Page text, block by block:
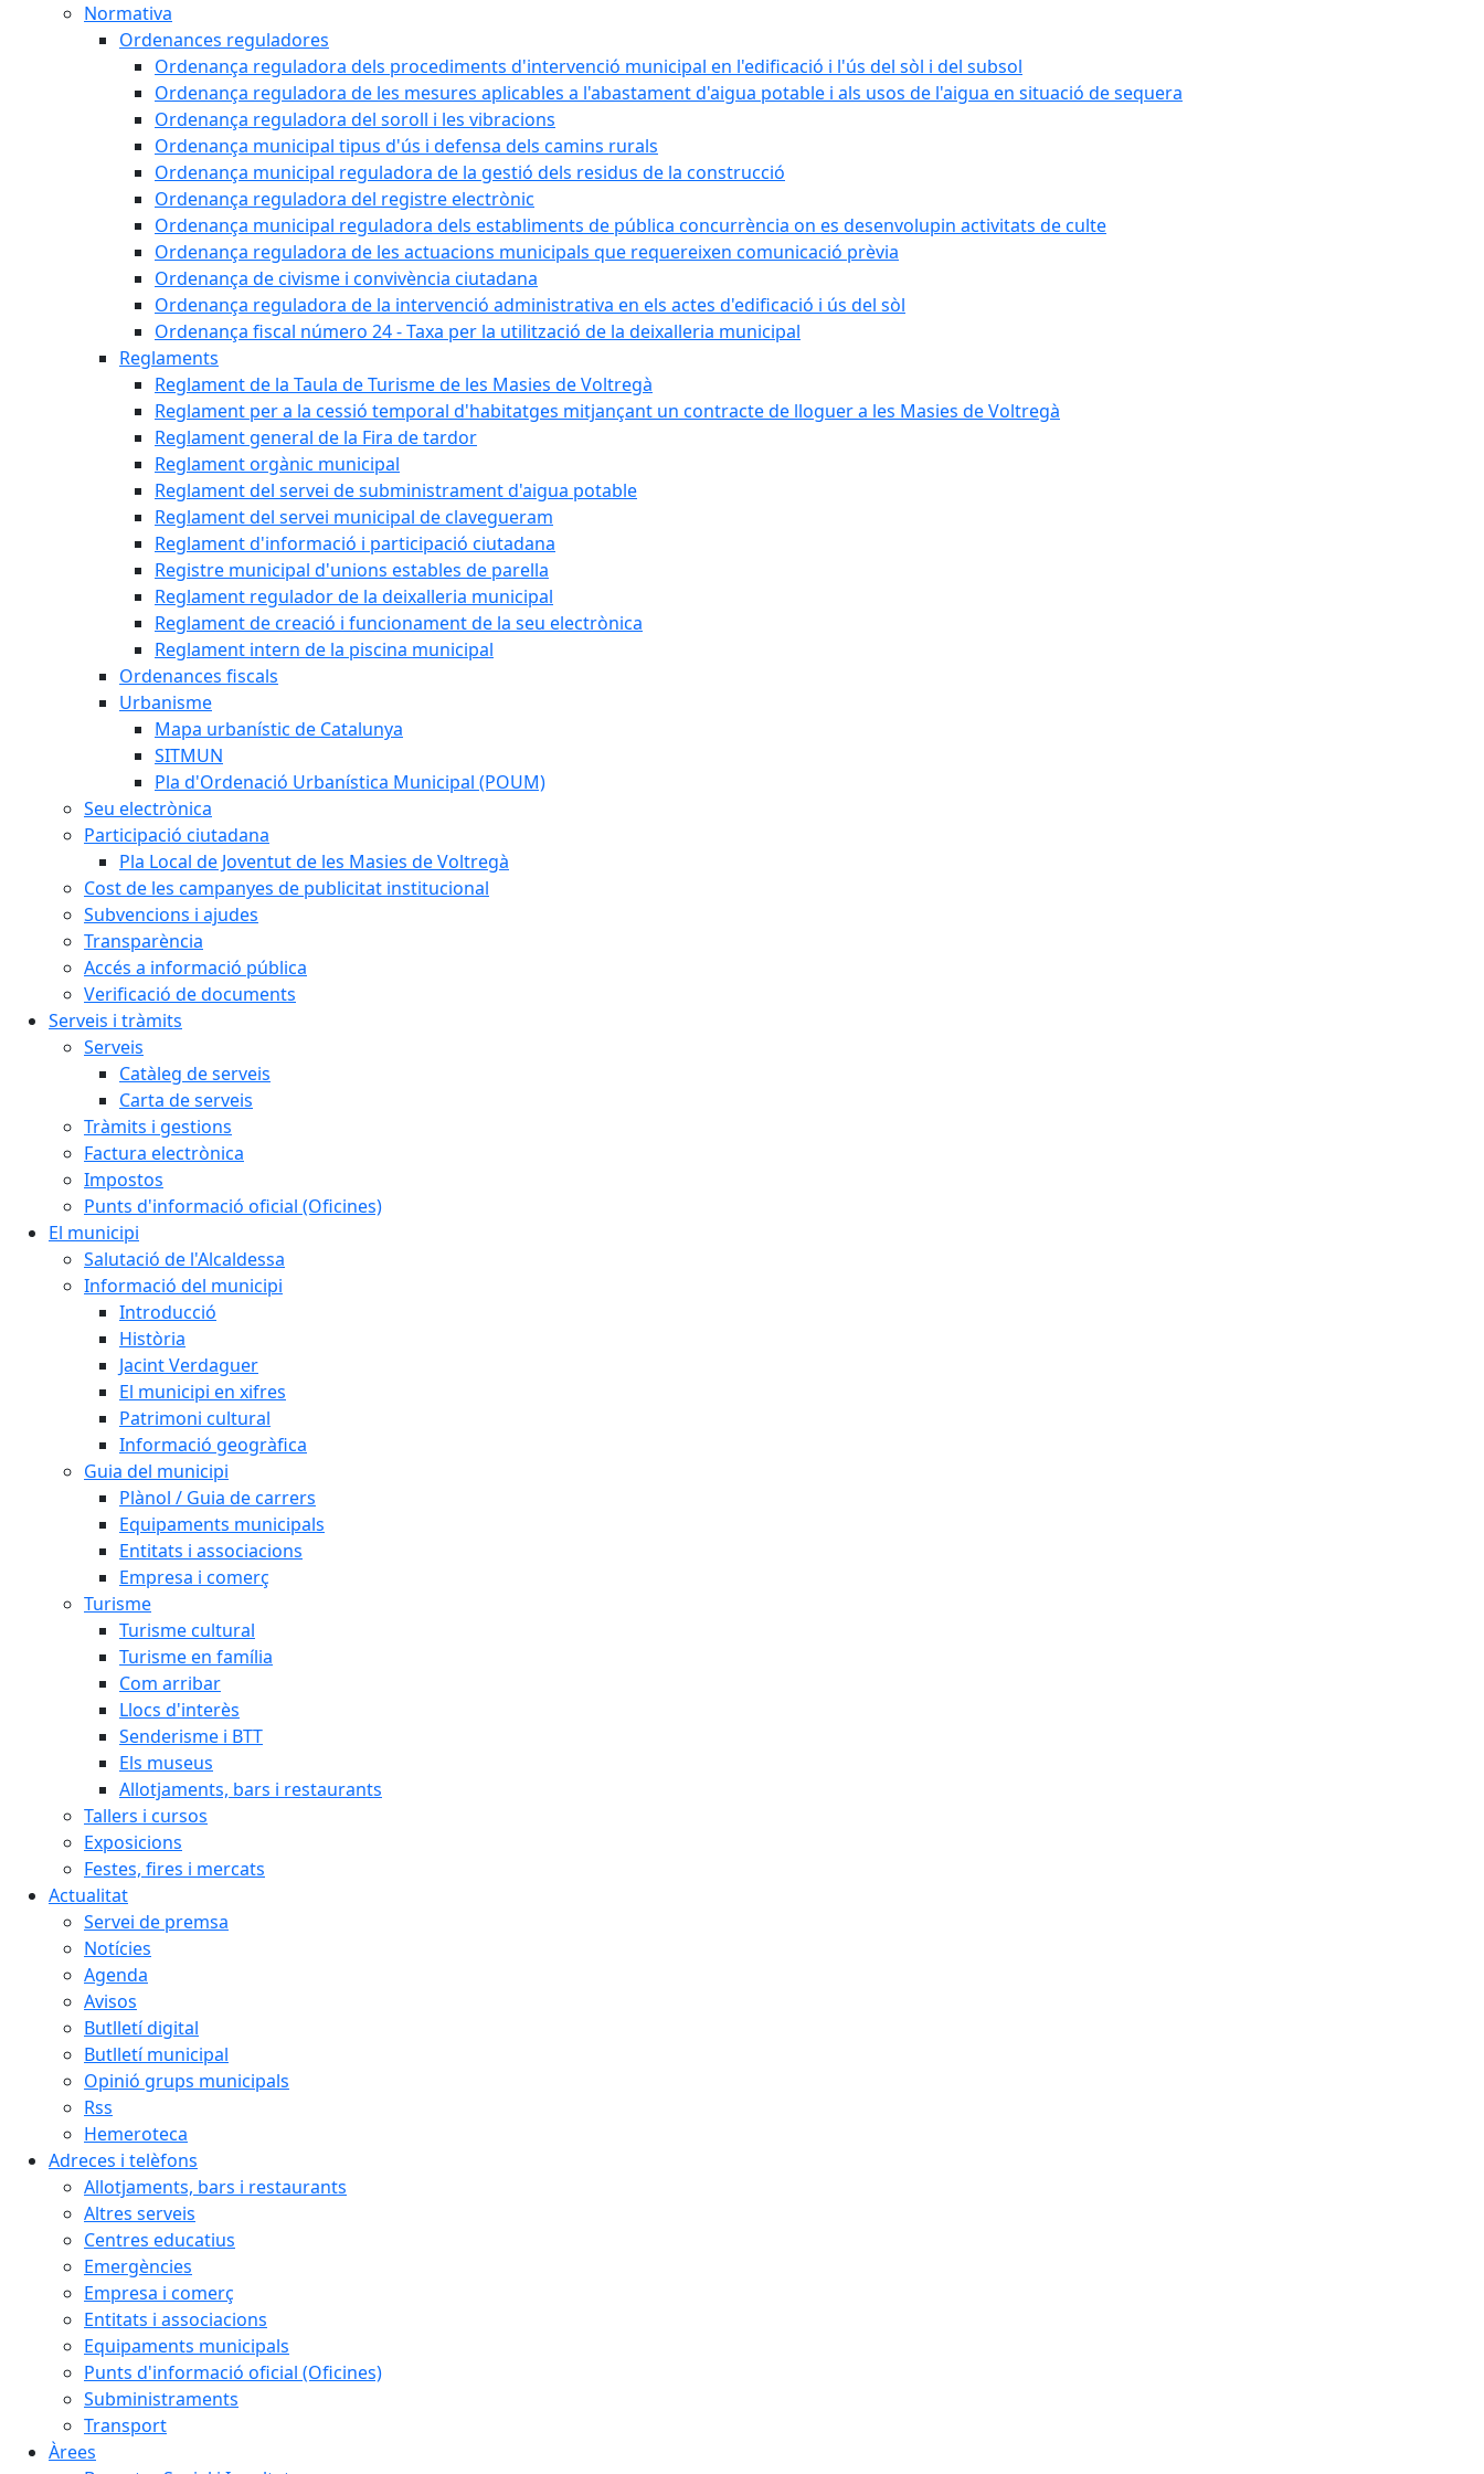
Normativa
Ordenances reguladores
Ordenança reguladora dels procediments d'intervenció municipal en l'edificació i l'ús del sòl i del subsol
Ordenança reguladora de les mesures aplicables a l'abastament d'aigua potable i als usos de l'aigua en situació de sequera
Ordenança reguladora del soroll i les vibracions
Ordenança municipal tipus d'ús i defensa dels camins rurals
Ordenança municipal reguladora de la gestió dels residus de la construcció
Ordenança reguladora del registre electrònic
Ordenança municipal reguladora dels establiments de pública concurrència on es desenvolupin activitats de culte
Ordenança reguladora de les actuacions municipals que requereixen comunicació prèvia
Ordenança de civisme i convivència ciutadana
Ordenança reguladora de la intervenció administrativa en els actes d'edificació i ús del sòl
Ordenança fiscal número 24 - Taxa per la utilització de la deixalleria municipal
Reglaments
Reglament de la Taula de Turisme de les Masies de Voltregà
Reglament per a la cessió temporal d'habitatges mitjançant un contracte de lloguer a les Masies de Voltregà
Reglament general de la Fira de tardor
Reglament orgànic municipal
Reglament del servei de subministrament d'aigua potable
Reglament del servei municipal de clavegueram
Reglament d'informació i participació ciutadana
Registre municipal d'unions estables de parella
Reglament regulador de la deixalleria municipal
Reglament de creació i funcionament de la seu electrònica
Reglament intern de la piscina municipal
Ordenances fiscals
Urbanisme
Mapa urbanístic de Catalunya
SITMUN
Pla d'Ordenació Urbanística Municipal (POUM)
Seu electrònica
Participació ciutadana
Pla Local de Joventut de les Masies de Voltregà
Cost de les campanyes de publicitat institucional
Subvencions i ajudes
Transparència
Accés a informació pública
Verificació de documents
Serveis i tràmits
Serveis
Catàleg de serveis
Carta de serveis
Tràmits i gestions
Factura electrònica
Impostos
Punts d'informació oficial (Oficines)
El municipi
Salutació de l'Alcaldessa
Informació del municipi
Introducció
Història
Jacint Verdaguer
El municipi en xifres
Patrimoni cultural
Informació geogràfica
Guia del municipi
Plànol / Guia de carrers
Equipaments municipals
Entitats i associacions
Empresa i comerç
Turisme
Turisme cultural
Turisme en família
Com arribar
Llocs d'interès
Senderisme i BTT
Els museus
Allotjaments, bars i restaurants
Tallers i cursos
Exposicions
Festes, fires i mercats
Actualitat
Servei de premsa
Notícies
Agenda
Avisos
Butlletí digital
Butlletí municipal
Opinió grups municipals
Rss
Hemeroteca
Adreces i telèfons
Allotjaments, bars i restaurants
Altres serveis
Centres educatius
Emergències
Empresa i comerç
Entitats i associacions
Equipaments municipals
Punts d'informació oficial (Oficines)
Subministraments
Transport
Àrees